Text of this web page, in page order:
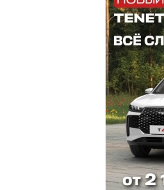
12 июня 2025 в
Вылизывают друг
12 июня 2025 в
А ведь грустно
проблема работы и
что не важна им
малой зарплатой
А досуг важен,